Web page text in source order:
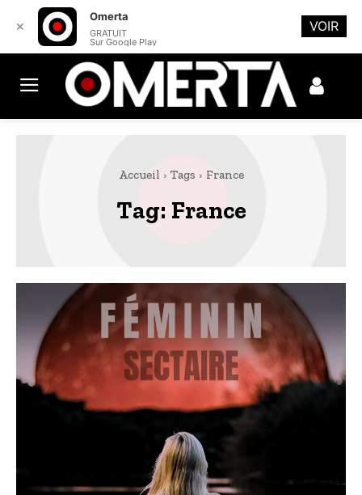
Accueil Tags France
Tag: France
✕
Omerta
GRATUIT
Sur Google Play
VOIR